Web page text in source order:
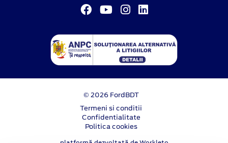
© 2026 FordBDT
Termeni si conditii
Confidentialitate
Politica cookies